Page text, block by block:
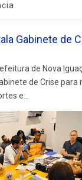
Gabinete de
de Nova
de Crise para
e...